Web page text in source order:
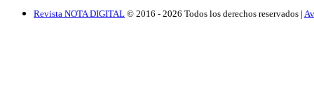
Revista NOTA DIGITAL © 2016 - 2026 Todos los derechos reservados |